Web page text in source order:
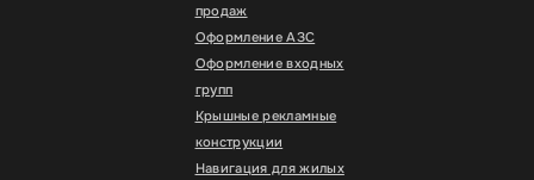
продаж
Оформление АЗС
Оформление входных
групп
Крышные рекламные
конструкции
Навигация для жилых